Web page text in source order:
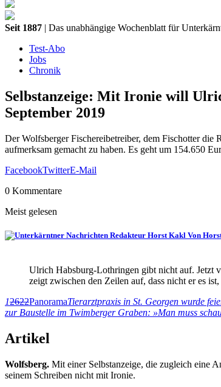
Seit 1887 | Das unabhängige Wochenblatt für
Test-Abo
Jobs
Chronik
Selbstanzeige: Mit Ironie will
September 2019
Der Wolfsberger Fischereibetreiber, dem Fischotter die
aufmerksam gemacht zu haben. Es geht um 154.650
FacebookTwitterE-Mail
0 Kommentare
Meist gelesen
Von
Ulrich Habsburg-Lothringen gibt nicht auf. Jetzt
zeigt zwischen den Zeilen auf, dass nicht er es
12622PanoramaTierarztpraxis in St. Georgen wurde
zur Baustelle im Twimberger Graben: »Man muss
Artikel
Wolfsberg. Mit einer Selbstanzeige, die zugleich eine
seinem Schreiben nicht mit Ironie.